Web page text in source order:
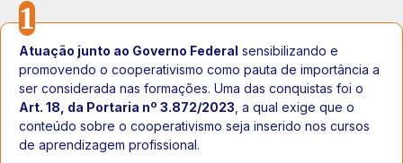
1
Atuação junto ao Governo Federal sensibilizando e
promovendo o cooperativismo como pauta de importância a
ser considerada nas formações. Uma das conquistas foi o
Art. 18, da Portaria nº 3.872/2023 , a qual exige que o
conteúdo sobre o cooperativismo seja inserido nos cursos
de aprendizagem profissional.